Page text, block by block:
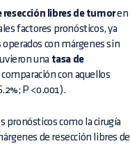
resección libres de tumoren
factores pronósticos, ya
con márgenes sin
una tasa de
con aquellos
P <0.001).
pronósticos como la cirugía
de resección libres de